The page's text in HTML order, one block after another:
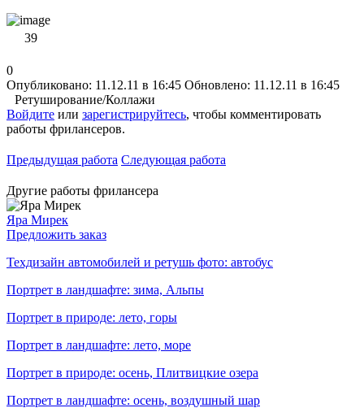
39
0
Опубликовано: 11.12.11 в 16:45 Обновлено: 11.12.11 в 16:45
Ретуширование/Коллажи
Войдите или зарегистрируйтесь, чтобы комментировать
работы фрилансеров.
Предыдущая работа Следующая работа
Другие работы фрилансера
Яра Мирек
Предложить заказ
Техдизайн автомобилей и ретушь фото: автобус
Портрет в ландшафте: зима, Альпы
Портрет в природе: лето, горы
Портрет в ландшафте: лето, море
Портрет в природе: осень, Плитвицкие озера
Портрет в ландшафте: осень, воздушный шар